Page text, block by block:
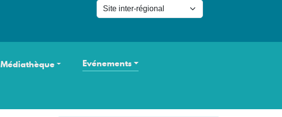
Médiathèque Evénements